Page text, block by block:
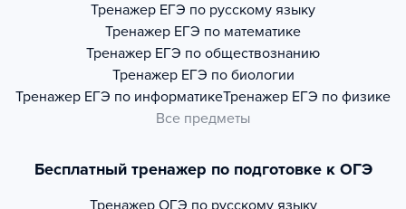
Тренажер ЕГЭ по русскому языку
Тренажер ЕГЭ по математике
Тренажер ЕГЭ по обществознанию
Тренажер ЕГЭ по биологии
Тренажер ЕГЭ по информатикеТренажер ЕГЭ по физике
Все предметы
Бесплатный тренажер по подготовке к ОГЭ
Тренажер ОГЭ по русскому языку